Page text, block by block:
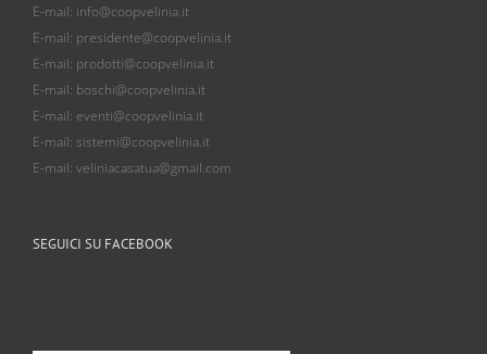
E-mail: info@coopvelinia.it
E-mail: presidente@coopvelinia.it
E-mail: prodotti@coopvelinia.it
E-mail: boschi@coopvelinia.it
E-mail: eventi@coopvelinia.it
E-mail: sistemi@coopvelinia.it
E-mail: veliniacasatua@gmail.com
SEGUICI SU FACEBOOK